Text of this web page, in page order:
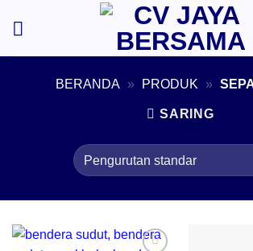
BERANDA » PRODUK »
SARING